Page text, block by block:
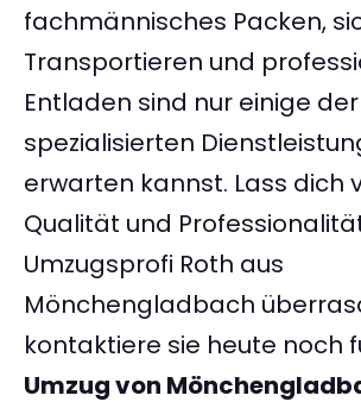
fachmännisches Packen,
Transportieren und
Entladen sind nur einige der
spezialisierten
erwarten kannst. Lass dich
Qualität und
Umzugsprofi Roth aus
Mönchengladbach
kontaktiere sie heute noch
Umzug von